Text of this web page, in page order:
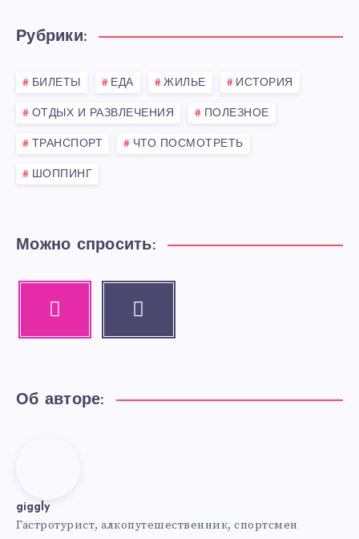
Рубрики:
БИЛЕТЫ ЕДА ЖИЛЬЕ ИСТОРИЯ
ОТДЫХ И РАЗВЛЕЧЕНИЯ ПОЛЕЗНОЕ
ТРАНСПОРТ ЧТО ПОСМОТРЕТЬ
ШОППИНГ
Можно спросить:
Instagram Email
Contact
Об авторе:
giggly
Гастротурист, алкопутешественник, спортсмен